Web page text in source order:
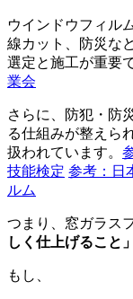
ウインドウフィル
線カット、防災な
選定と施工が重要
業会
さらに、防犯・防
る仕組みが整えら
扱われています。
技能検定 参考：日
ルム
つまり、窓ガラス
しく仕上げること」
もし、